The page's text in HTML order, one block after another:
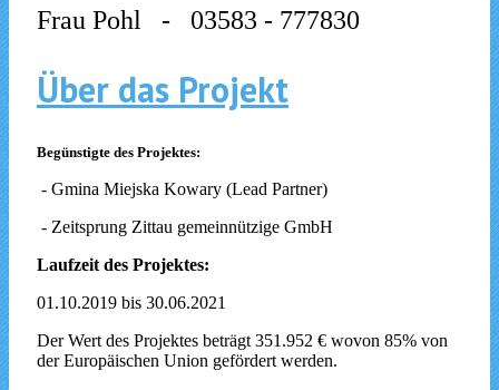
Frau Pohl - 03583 - 777830
Über das Projekt
Begünstigte des Projektes:
- Gmina Miejska Kowary (Lead Partner)
- Zeitsprung Zittau gemeinnützige GmbH
Laufzeit des Projektes:
01.10.2019 bis 30.06.2021
Der Wert des Projektes beträgt 351.952 € wovon 85% von
der Europäischen Union gefördert werden.